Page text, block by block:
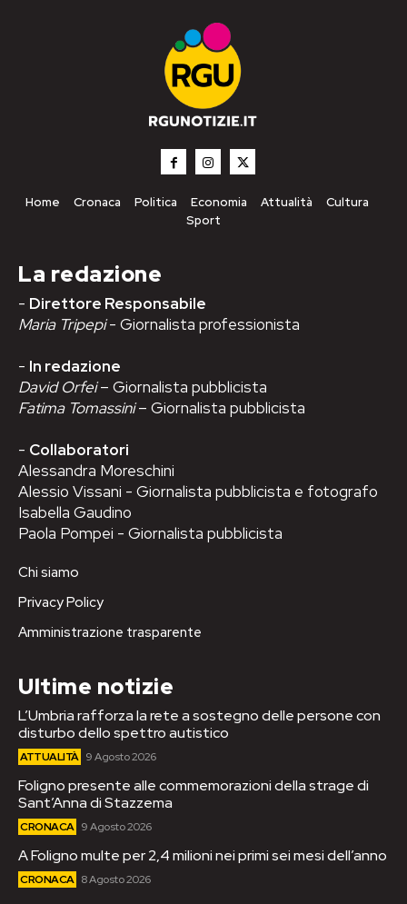
Home Cronaca Politica Economia Attualità
Cultura
Sport
La redazione
- Direttore Responsabile
Maria Tripepi- Giornalista professionista
- In redazione
David Orfei– Giornalista pubblicista
Fatima Tomassini– Giornalista pubblicista
- Collaboratori
Alessandra Moreschini
Alessio Vissani - Giornalista pubblicista e fotografo
Isabella Gaudino
Paola Pompei - Giornalista pubblicista
Chi siamo
Privacy Policy
Amministrazione trasparente
Ultime notizie
L’Umbria rafforza la rete a sostegno delle persone con
disturbo dello spettro autistico
ATTUALITÀ 9 Agosto 2026
Foligno presente alle commemorazioni della strage di
Sant’Anna di Stazzema
CRONACA 9 Agosto 2026
A Foligno multe per 2,4 milioni nei primi sei mesi dell’anno
CRONACA 8 Agosto 2026